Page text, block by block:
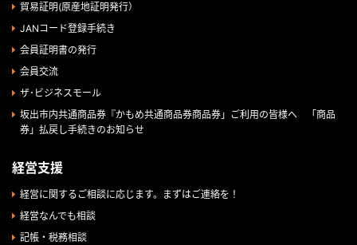
貿易証明(原産地証明発行）
JANコード登録手続き
会員証明書の発行
会員交流
ザ･ビジネスモール
坂出市内共通商品券『かもめ共通商品券商品券」ご利用の皆様へ 「商品
券」払戻し手続きのお知らせ
経営支援
経営に関するご相談に応じます。まずはご連絡を！
経営なんでも相談
記帳・税務相談